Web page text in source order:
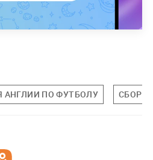
АНГЛИИ ПО ФУТБОЛУ